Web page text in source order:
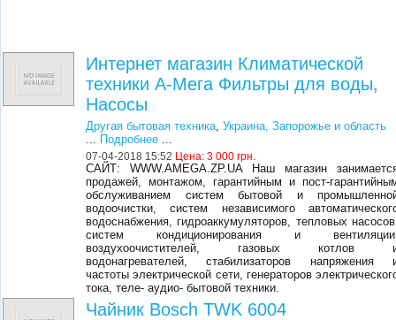
Интернет магазин Климатической
техники А-Мега Фильтры для воды,
Насосы
Другая бытовая техника,Украина, Запорожье и область
... Подробнее ...
07-04-2018 15:52 Цена:3 000 грн.
САЙТ: WWW.AMEGA.ZP.UA Наш магазин
продажей, монтажом, гарантийным и пост-
обслуживанием систем бытовой и
водоочистки, систем независимого
водоснабжения, гидроаккумуляторов, тепловых
систем кондиционирования и
воздухоочистителей, газовых котлов
водонагревателей, стабилизаторов напряжения
частоты электрической сети, генераторов
тока, теле- аудио- бытовой техники.
Чайник Bosch TWK 6004